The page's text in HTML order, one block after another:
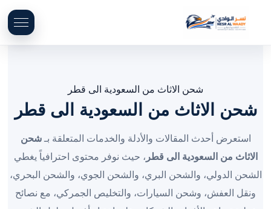
شحن الاثاث من السعودية الى قطر
شحن الاثاث من السعودية الى قطر
استعرض أحدث المقالات والأدلة والخدمات المتعلقة بـشحن
الاثاث من السعودية الى قطر ، حيث نوفر محتوى احترافياً يغطي
الشحن الدولي، والشحن البري، والشحن الجوي، والشحن البحري،
ونقل العفش، وشحن السيارات، والتخليص الجمركي، مع نصائح